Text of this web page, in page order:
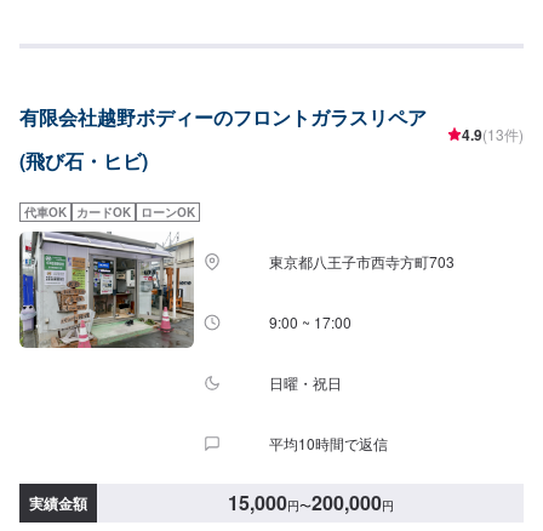
有限会社越野ボディーのフロントガラスリペア
(飛び石・ヒビ)
4.9(13件)
代車OK カードOK ローンOK
東京都八王子市西寺方町703
9:00 ~ 17:00
日曜・祝日
平均10時間で返信
実績金額 15,000円〜200,000円